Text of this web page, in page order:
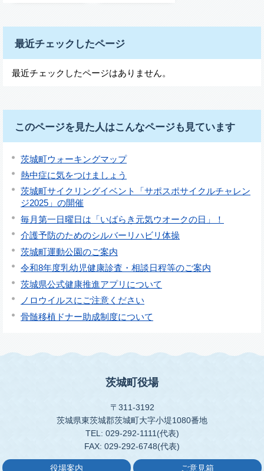
最近チェックしたページ
最近チェックしたページはありません。
このページを見た人はこんなページも見ています
茨城町ウォーキングマップ
熱中症に気をつけましょう
茨城町サイクリングイベント「サポスポサイクルチャレン
ジ2025」の開催
毎月第一日曜日は「いばらき元気ウオークの日」！
介護予防のためのシルバーリハビリ体操
茨城町運動公園のご案内
令和8年度乳幼児健康診査・相談日程等のご案内
茨城県公式健康推進アプリについて
ノロウイルスにご注意ください
骨髄移植ドナー助成制度について
茨城町役場
〒311-3192
茨城県東茨城郡茨城町大字小堤1080番地
TEL: 029-292-1111(代表)
FAX: 029-292-6748(代表)
役場案内 ご意見箱